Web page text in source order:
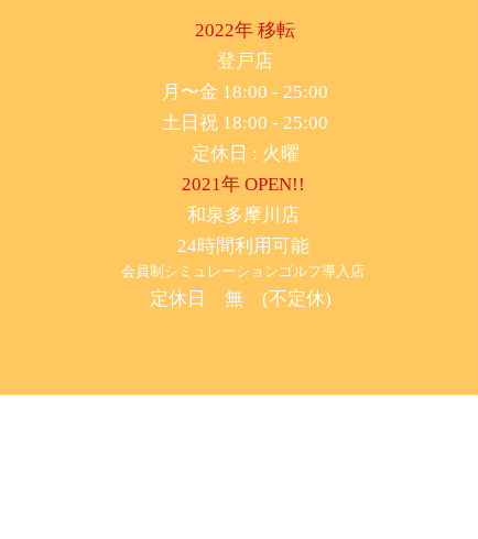
2022年 移転
​登戸店
月〜金 18:00 - 25:00
土日祝 18:00 - 25:00
​定休日 : 火曜
2021年 OPEN!!
​和泉多摩川店
24時間利用可能
​会員制シミュレーションゴルフ導入店
定休日 無 (不定休)